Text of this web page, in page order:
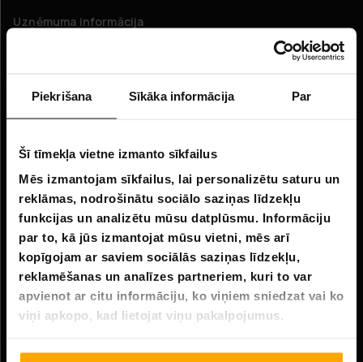
Piekrišana Sīkāka informācija Par
Šī tīmekļa vietne izmanto sīkfailus
Mēs izmantojam sīkfailus, lai personalizētu saturu un
reklāmas, nodrošinātu sociālo saziņas līdzekļu
funkcijas un analizētu mūsu datplūsmu. Informāciju
par to, kā jūs izmantojat mūsu vietni, mēs arī
kopīgojam ar saviem sociālās saziņas līdzekļu,
reklamēšanas un analīzes partneriem, kuri to var
apvienot ar citu informāciju, ko viņiem sniedzat vai ko
viņi apkopo, kad lietojat viņu pakalpojumus.
Uzņēmuma informācija
Klientu apkalpošana
Piegāde
Atgriešana
Pretenzijas
Sazinieties ar mums
Tiešsaistes klientu apkalpošana:
E-pasts: info@hobbybox.lv
Adrese: